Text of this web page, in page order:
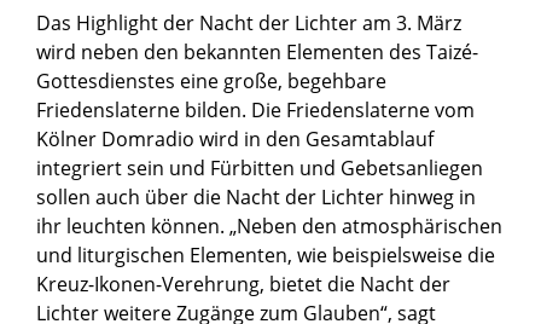
Das Highlight der Nacht der Lichter am 3. März
wird neben den bekannten Elementen des Taizé-
Gottesdienstes eine große, begehbare
Friedenslaterne bilden. Die Friedenslaterne vom
Kölner Domradio wird in den Gesamtablauf
integriert sein und Fürbitten und Gebetsanliegen
sollen auch über die Nacht der Lichter hinweg in
ihr leuchten können. „Neben den atmosphärischen
und liturgischen Elementen, wie beispielsweise die
Kreuz-Ikonen-Verehrung, bietet die Nacht der
Lichter weitere Zugänge zum Glauben“, sagt